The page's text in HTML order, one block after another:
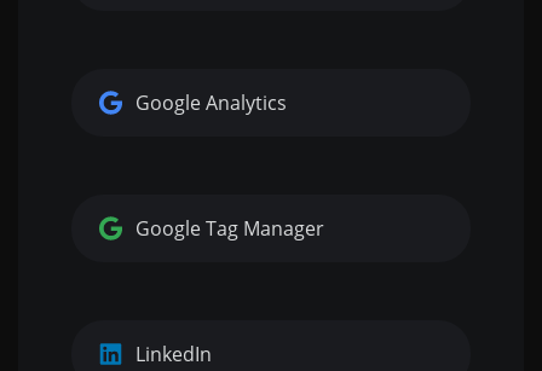
Google Analytics
Google Tag Manager
LinkedIn